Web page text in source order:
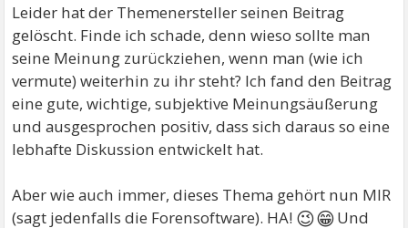
Leider hat der Themenersteller seinen Beitrag
gelöscht. Finde ich schade, denn wieso sollte man
seine Meinung zurückziehen, wenn man (wie ich
vermute) weiterhin zu ihr steht? Ich fand den Beitrag
eine gute, wichtige, subjektive Meinungsäußerung
und ausgesprochen positiv, dass sich daraus so eine
lebhafte Diskussion entwickelt hat.
Aber wie auch immer, dieses Thema gehört nun MIR
(sagt jedenfalls die Forensoftware). HA! 😉😁Und